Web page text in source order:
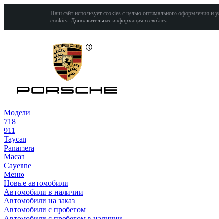
Наш сайт использует cookies с целью оптимального оформления и
cookies. Дополнительная информация о cookies.
Модели
718
911
Taycan
Panamera
Macan
Cayenne
Меню
Новые автомобили
Автомобили в наличии
Автомобили на заказ
Автомобили с пробегом